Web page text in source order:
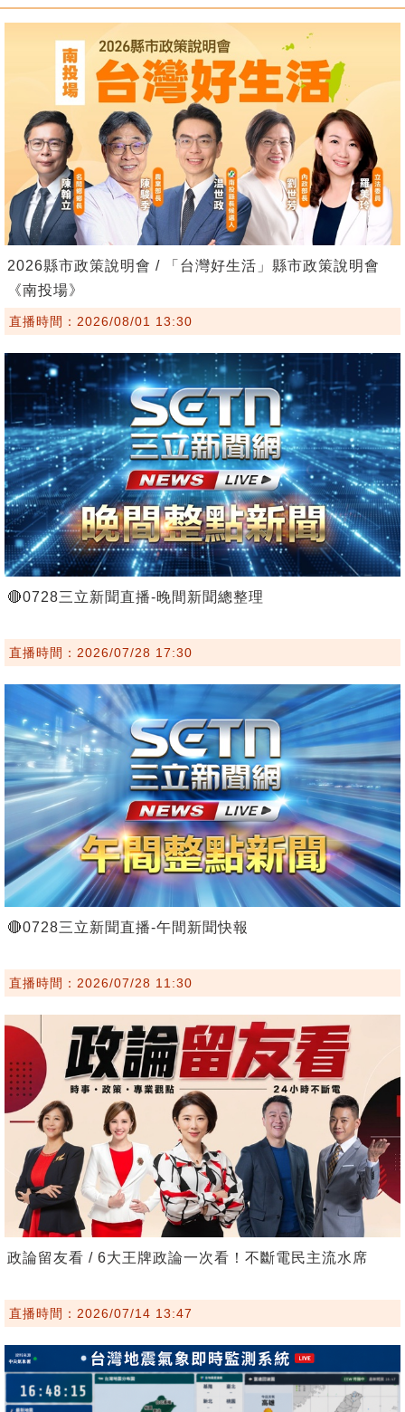
2026縣市政策說明會 / 「台灣好生活」縣市政策說明會
《南投場》
直播時間：2026/08/01 13:30
🔴0728三立新聞直播-晚間新聞總整理
直播時間：2026/07/28 17:30
🔴0728三立新聞直播-午間新聞快報
直播時間：2026/07/28 11:30
政論留友看 / 6大王牌政論一次看！不斷電民主流水席
直播時間：2026/07/14 13:47